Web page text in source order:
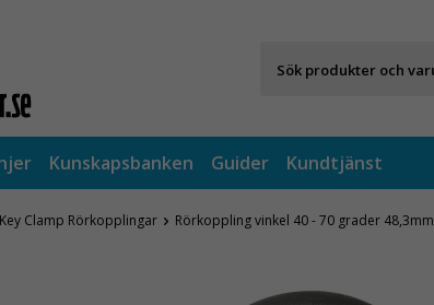
Kunskapsbanken Guider Kundtjänst
Key Clamp Rörkopplingar Rörkoppling vinkel 40 - 70 grader 48,3mm